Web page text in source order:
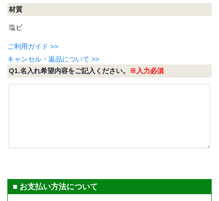
材質
塩ビ
ご利用ガイド >>
キャンセル・返品について >>
Q1.名入れ希望内容をご記入ください。
※入力必須
■ お支払い方法について